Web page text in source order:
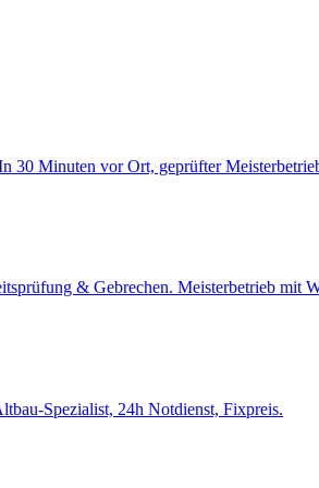
30 Minuten vor Ort, geprüfter
& Gebrechen. Meisterbetrieb mit
Spezialist, 24h Notdienst, Fixpreis.